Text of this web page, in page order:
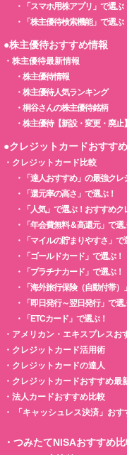
・
「スマホ用株アプリ」で選ぶ
・
「株主優待検索機能」で選ぶ
●株主優待おすすめ情報
・ 株主優待最新情報
・ 株主優待情報
・ 株主優待人気ランキング
・ 桐谷さんの株主優待銘柄
・ 株主優待【新設・変更・廃止
●クレジットカードおすす
・ クレジットカード比較
・
「達人おすすめ」の最強クレ
・
「還元率の高さ」で選ぶ！
・
「人気」で選ぶ！おすすめ
・
「年会費無料＆高還元」で選
・
「マイルの貯まりやすさ」で
・
「ゴールドカード」で選ぶ！
・
「プラチナカード」で選ぶ！
・
「海外旅行保険（自動付帯）
・
「即日発行～翌日発行」で選
・
「ETCカード」で選ぶ！
・ アメリカン・エキスプレスお
・ クレジットカード活用術
・ クレジットカードの達人
・ クレジットカードおすすめ最
・ 法人カードおすすめ比較
・
「キャッシュレス決済」おす
・ つみたてNISAおすすめ